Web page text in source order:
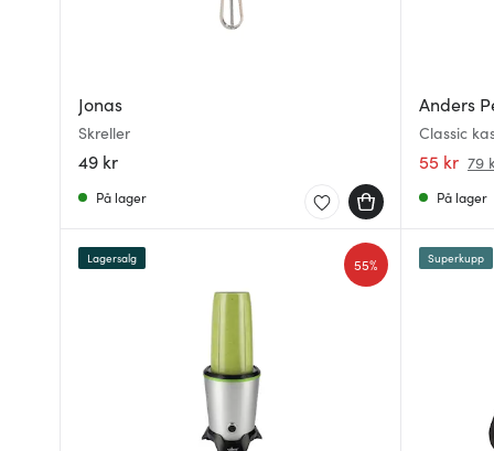
Jonas
Skreller
49 kr
På lager
Anders
Classic
55 kr 79
På lager
55%
Lagersalg Superkupp